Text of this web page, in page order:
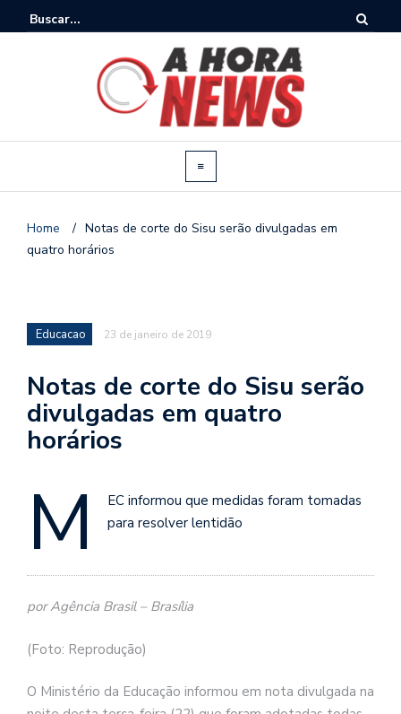
Home / Notas de corte do Sisu serão divulgadas em
quatro horários
Educacao 23 de janeiro de 2019
Notas de corte do Sisu serão
divulgadas em quatro
horários
M
EC informou que medidas foram tomadas
para resolver lentidão
por Agência Brasil – Brasília
(Foto: Reprodução)
O Ministério da Educação informou em nota divulgada na